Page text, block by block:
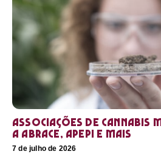
Associações de cannabis
a Abrace, Apepi e mais
7 de julho de 2026